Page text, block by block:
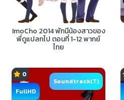
ImoCho 2014 พักนี้น้องสาวของ
พี่ดูแปลกไป ตอนที่ 1-12 พากย์
ไทย
0
FullHD
Soundtrack(T)